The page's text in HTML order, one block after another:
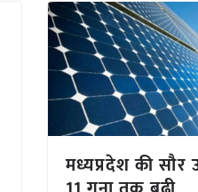
मध्यप्रदेश की सौर